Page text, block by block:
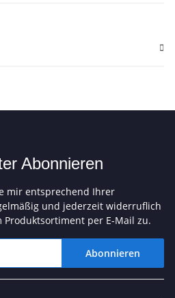
Abonnieren
mir entsprechend Ihrer
und jederzeit widerruflich
per E-Mail zu.
Abonnieren